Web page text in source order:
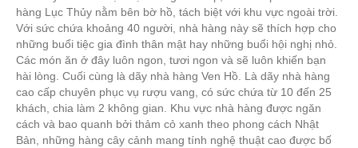
hàng Lục Thủy nằm bên bờ hồ, tách biệt với khu vực ngoài trời.
Với sức chứa khoảng 40 người, nhà hàng này sẽ thích hợp cho
những buổi tiệc gia đình thân mật hay những buổi hội nghị nhỏ.
Các món ăn ở đây luôn ngon, tươi ngon và sẽ luôn khiến bạn
hài lòng. Cuối cùng là dãy nhà hàng Ven Hồ. Là dãy nhà hàng
cao cấp chuyên phục vụ rượu vang, có sức chứa từ 10 đến 25
khách, chia làm 2 không gian. Khu vực nhà hàng được ngăn
cách và bao quanh bởi thảm cỏ xanh theo phong cách Nhật
Bản, những hàng cây cảnh mang tính nghệ thuật cao được bố